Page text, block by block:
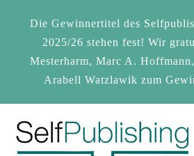
springen
Die Gewinnertitel des
2025/26 stehen fest! Wir
Mesterharm, Marc A.
Arabell Watzlawik zum